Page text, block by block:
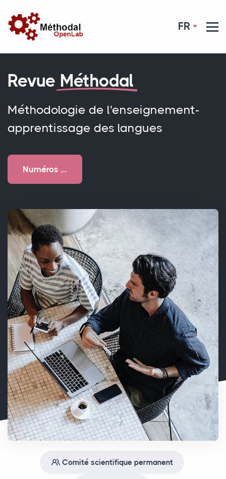
FR
Revue Méthodal
Méthodologie de l'enseignement-
apprentissage des langues
Numéros …
Comité scientifique permanent